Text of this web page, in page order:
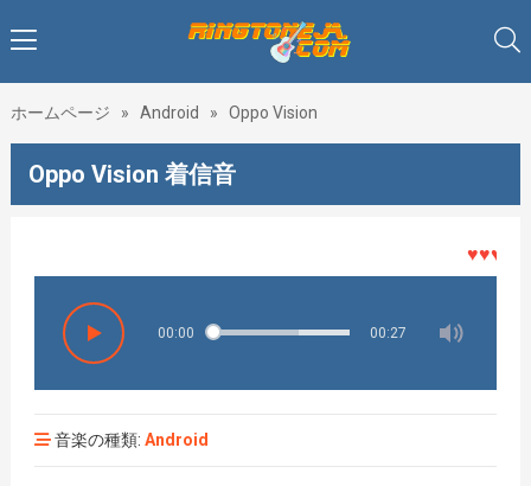
ホームページ » Android » Oppo Vision
Oppo Vision 着信音
♥♥♥着メ
00:00 00:27
音楽の種類: Android